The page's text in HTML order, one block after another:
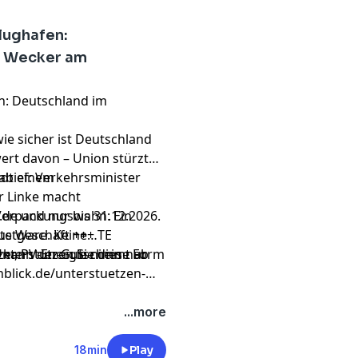
am
Deutschland im
sicher ist Deutschland
davon – Union stürzt
Verkehrsminister
Linke macht
Ein
+++ TE
PV-Energie nimmt ab
einem
und nur bis 31.12.2026.
Ware. Keine
der Gutschein nur
Sie diese Form
unterstuetzen-
...more
18min Play